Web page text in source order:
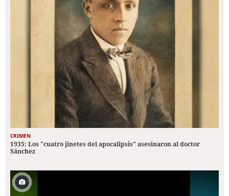
CRIMEN
1935: Los "cuatro jinetes del apocalipsis" asesinaron al doctor
Sánchez